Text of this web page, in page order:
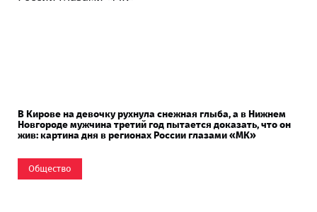
В Кирове на девочку рухнула снежная глыба, а в Нижнем
Новгороде мужчина третий год пытается доказать, что он
жив: картина дня в регионах России глазами «МК»
Общество